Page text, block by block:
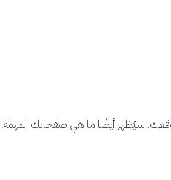
سيُظهر أيضًا ما هي صفحاتك المهمة.